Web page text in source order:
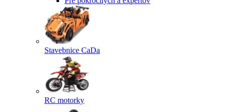
Stavebnice CaDa
RC motorky